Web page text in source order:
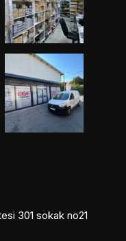
301 sokak no21